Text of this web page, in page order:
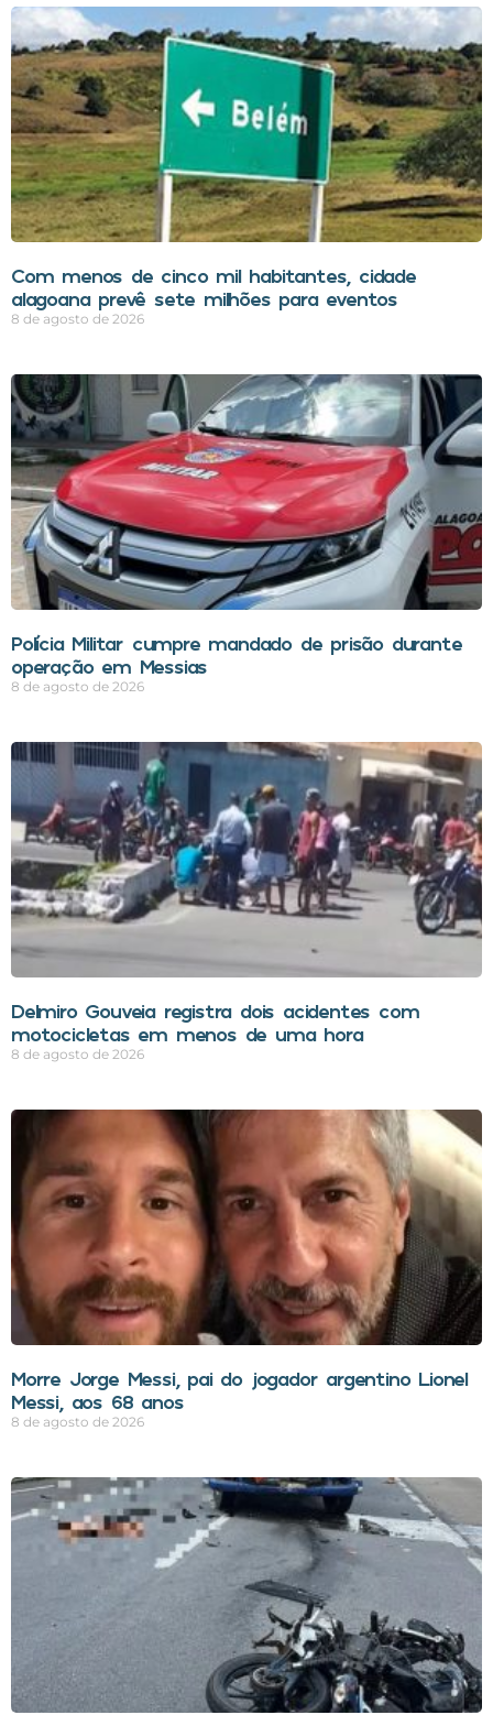
Com menos de cinco mil habitantes, cidade
alagoana prevê sete milhões para eventos
8 de agosto de 2026
Polícia Militar cumpre mandado de prisão durante
operação em Messias
8 de agosto de 2026
Delmiro Gouveia registra dois acidentes com
motocicletas em menos de uma hora
8 de agosto de 2026
Morre Jorge Messi, pai do jogador argentino Lionel
Messi, aos 68 anos
8 de agosto de 2026